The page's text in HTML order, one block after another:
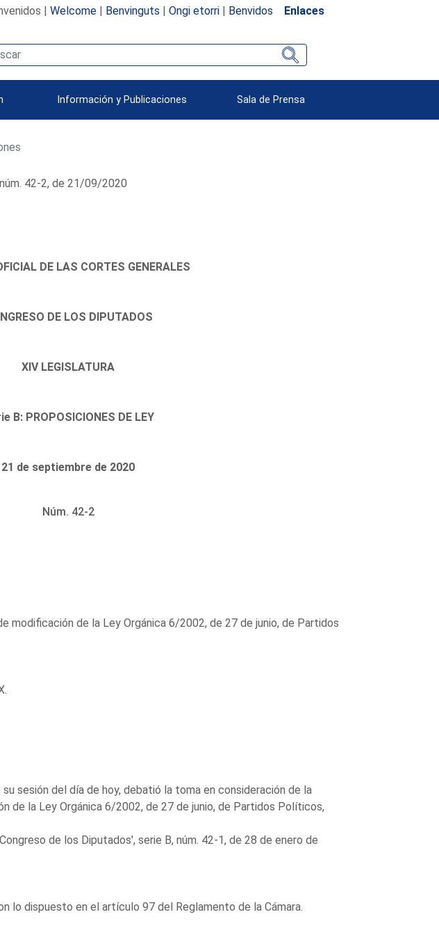
| Welcome| Benvinguts | Ongi etorri| Benvidos Enlaces
Información y Publicaciones Sala de Prensa
42-2, de 21/09/2020
DE LAS CORTES GENERALES
DE LOS DIPUTADOS
XIV LEGISLATURA
B: PROPOSICIONES DE LEY
21 de septiembre de 2020
Núm. 42-2
modificación de la Ley Orgánica 6/2002, de 27 de junio, de Partidos
sesión del día de hoy, debatió la toma en consideración de la
de la Ley Orgánica 6/2002, de 27 de junio, de Partidos Políticos,
de los Diputados', serie B, núm. 42-1, de 28 de enero de
lo dispuesto en el artículo 97 del Reglamento de la Cámara.